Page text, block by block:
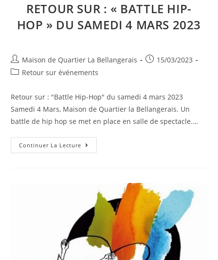
RETOUR SUR : « BATTLE HIP-
HOP » DU SAMEDI 4 MARS 2023
Auteur/autrice
de
Maison de Quartier La Bellangerais
Publication
15/03/2023
PostRetour sur événements
Retour sur : "Battle Hip-Hop" du samedi 4 mars 2023
Samedi 4 Mars, Maison de Quartier la Bellangerais. Un
battle de hip hop se met en place en salle de spectacle.…
Continuer La Lecture Retour
Sur
Samedi
Mars
2023